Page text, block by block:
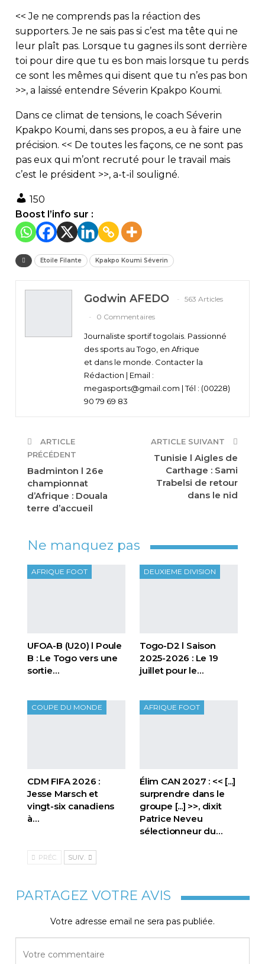
<< Je ne comprends pas la réaction des
supporters. Je ne sais pas si c’est ma tête qui ne
leur plaît pas. Lorsque tu gagnes ils sont derrière
toi pour dire que tu es bon mais lorsque tu perds
ce sont les mêmes qui disent que tu n’es pas bon
>>, a laissé entendre Séverin Kpakpo Koumi.
Dans ce climat de tensions, le coach Séverin
Kpakpo Koumi, dans ses propos, a eu à faire une
précision. << De toutes les façons, ce ne sont pas
pas eux qui m’ont recruté pour le travail mais
c’est le président >>, a-t-il souligné.
150
Boost l’info sur :
Etoile Filante Kpakpo Koumi Séverin
Godwin AFEDO
563 Articles
0 Commentaires
Journaliste sportif togolais. Passionné
des sports au Togo, en Afrique
et dans le monde. Contacter la
Rédaction | Email :
megasports@gmail.com | Tél : (00228)
90 79 69 83
ARTICLE
PRÉCÉDENT
Badminton l 26e
championnat
d’Afrique : Douala
terre d’accueil
ARTICLE SUIVANT
Tunisie l Aigles de
Carthage : Sami
Trabelsi de retour
dans le nid
Ne manquez pas
AFRIQUE FOOT
UFOA-B (U20) l Poule
B : Le Togo vers une
sortie…
DEUXIEME DIVISION
Togo-D2 l Saison
2025-2026 : Le 19
juillet pour le…
COUPE DU MONDE
CDM FIFA 2026 :
Jesse Marsch et
vingt-six canadiens
à…
AFRIQUE FOOT
Élim CAN 2027 : << [...]
surprendre dans le
groupe [...] >>, dixit
Patrice Neveu
sélectionneur du…
PRÉC. SUIV.
PARTAGEZ VOTRE AVIS
Votre adresse email ne sera pas publiée.